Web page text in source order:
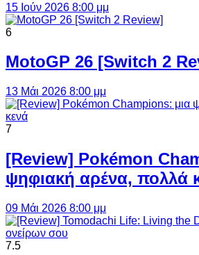
15 Ιούν 2026 8:00 μμ
6
MotoGP 26 [Switch 2
13 Μάι 2026 8:00 μμ
7
[Review] Pokémon
ψηφιακή αρένα, πολλά
09 Μάι 2026 8:00 μμ
7.5